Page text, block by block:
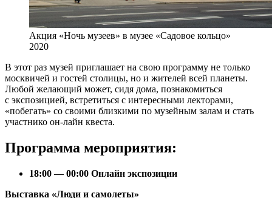
Акция «Ночь музеев» в музее «Садовое кольцо»
2020
В этот раз музей приглашает на свою программу не только
москвичей и гостей столицы, но и жителей всей планеты.
Любой желающий может, сидя дома, познакомиться
с экспозицией, встретиться с интересными лекторами,
«побегать» со своими близкими по музейным залам и стать
участнико он-лайн квеста.
Программа мероприятия:
18:00 — 00:00 Онлайн экспозиции
Выставка «Люди и самолеты»